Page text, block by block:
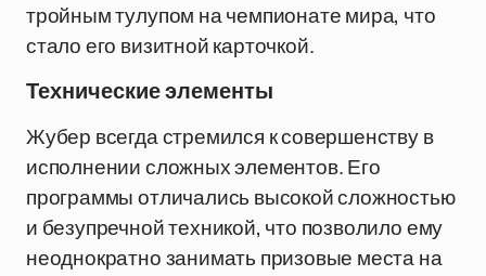
тройным тулупом на чемпионате мира, что
стало его визитной карточкой.
Технические элементы
Жубер всегда стремился к совершенству в
исполнении сложных элементов. Его
программы отличались высокой сложностью
и безупречной техникой, что позволило ему
неоднократно занимать призовые места на